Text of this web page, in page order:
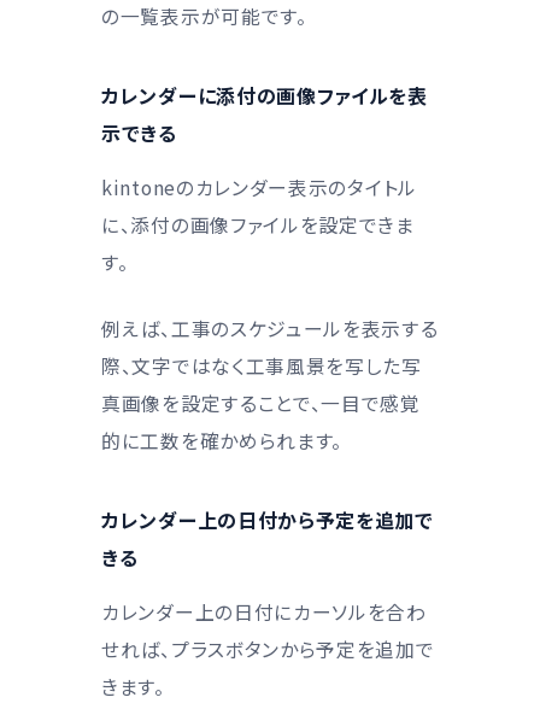
の一覧表示が可能です。
カレンダーに添付の画像ファイルを表
示できる
kintoneのカレンダー表示のタイトル
に、添付の画像ファイルを設定できま
す。
例えば、工事のスケジュールを表示する
際、文字ではなく工事風景を写した写
真画像を設定することで、一目で感覚
的に工数を確かめられます。
カレンダー上の日付から予定を追加で
きる
カレンダー上の日付にカーソルを合わ
せれば、プラスボタンから予定を追加で
きます。